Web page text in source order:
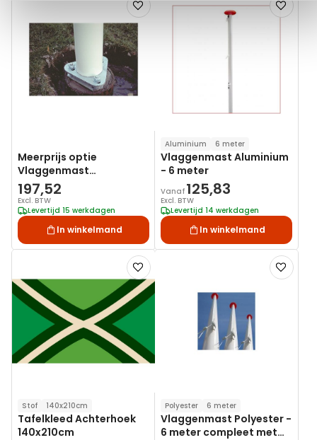
toe
aan
verlanglijst
Meerprijs optie
Vlaggenmast
professioneel laten
Plaatsen
197,52
Excl. BTW
Levertijd 15 werkdagen
In winkelmand
toe
Aluminium 6 meter
Vlaggenmast Aluminium
- 6 meter
Vanaf 125,83
Excl. BTW
Levertijd 14 werkdagen
In winkelmand
Voeg
toe
aan
verlanglijst
Stof 140x210cm
Tafelkleed Achterhoek
140x210cm
Voeg
toe
Polyester 6 meter
Vlaggenmast Polyester -
6 meter compleet met